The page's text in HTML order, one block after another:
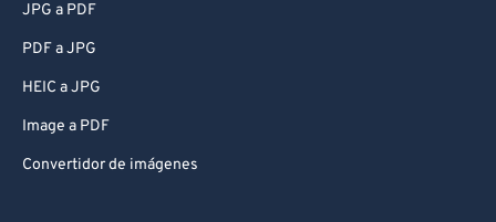
JPG a PDF
PDF a JPG
HEIC a JPG
Image a PDF
Convertidor de imágenes